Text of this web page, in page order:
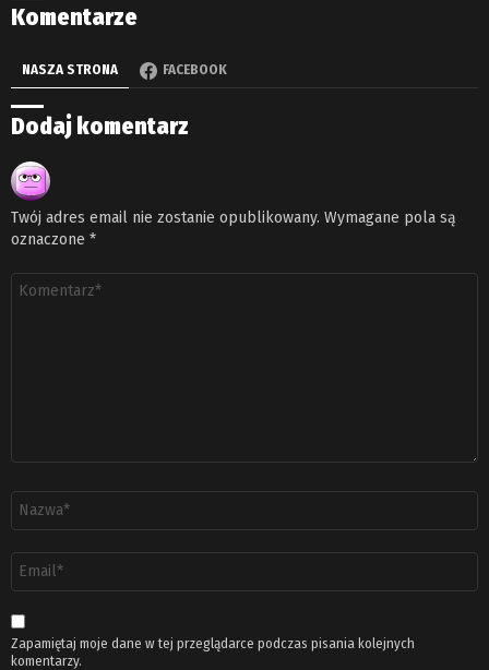
Komentarze
NASZA STRONA FACEBOOK
Dodaj komentarz
Twój adres email nie zostanie opublikowany. Wymagane pola są
oznaczone *
email
*
Zapamiętaj moje dane w tej przeglądarce podczas pisania kolejnych
komentarzy.